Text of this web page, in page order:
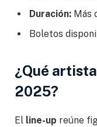
Duración: Más
Boletos
¿Qué
2025?
El line-up reúne